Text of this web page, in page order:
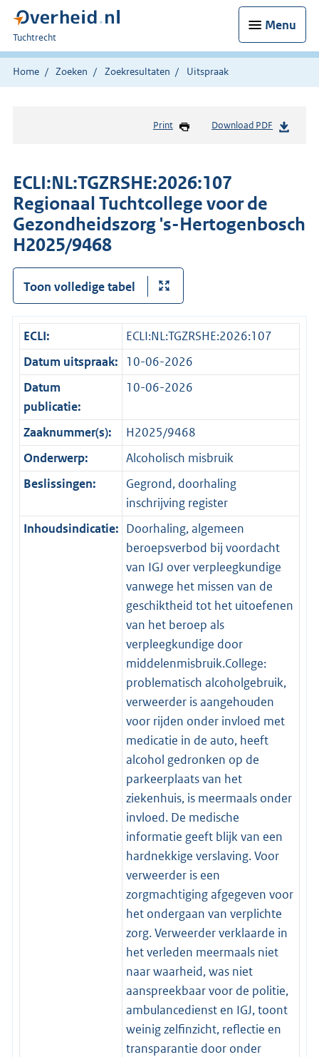
Menu
U
bent
hier:
Tuchtrecht
Home Zoeken Zoekresultaten Uitspraak
Print Download PDF
ECLI:NL:TGZRSHE:2026:107
Regionaal Tuchtcollege voor de
Gezondheidszorg 's-Hertogenbosch
H2025/9468
Toon volledige tabel
ECLI:
ECLI:NL:TGZRSHE:2026:107
Datum uitspraak:
10-06-2026
Datum
publicatie:
10-06-2026
Zaaknummer(s):
H2025/9468
Onderwerp:
Alcoholisch misbruik
Beslissingen:
Gegrond, doorhaling
inschrijving register
Inhoudsindicatie: Doorhaling, algemeen
beroepsverbod bij voordacht
van IGJ over verpleegkundige
vanwege het missen van de
geschiktheid tot het uitoefenen
van het beroep als
verpleegkundige door
middelenmisbruik.College:
problematisch alcoholgebruik,
verweerder is aangehouden
voor rijden onder invloed met
medicatie in de auto, heeft
alcohol gedronken op de
parkeerplaats van het
ziekenhuis, is meermaals onder
invloed. De medische
informatie geeft blijk van een
hardnekkige verslaving. Voor
verweerder is een
zorgmachtiging afgegeven voor
het ondergaan van verplichte
zorg. Verweerder verklaarde in
het verleden meermaals niet
naar waarheid, was niet
aanspreekbaar voor de politie,
ambulancedienst en IGJ, toont
weinig zelfinzicht, reflectie en
transparantie door onder